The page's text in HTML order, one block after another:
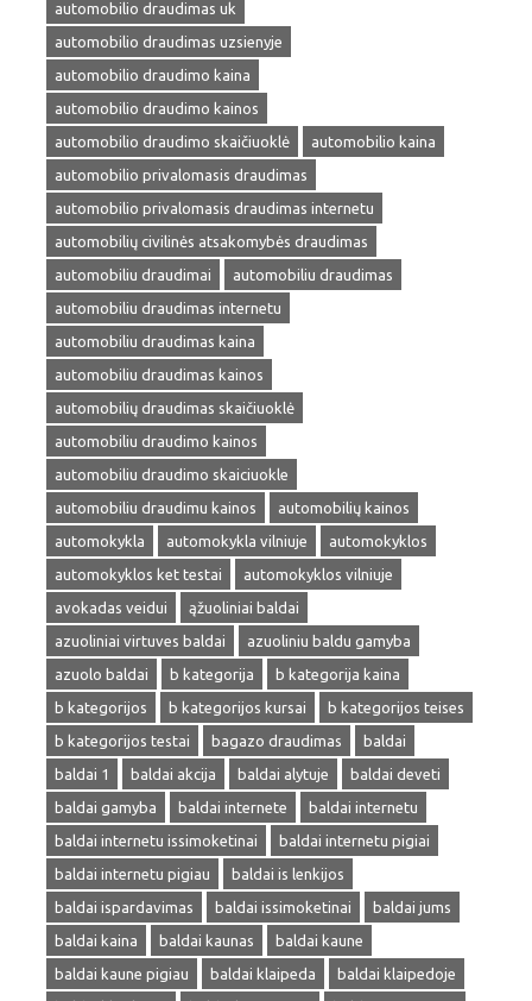
automobilio draudimas uk
automobilio draudimas uzsienyje
automobilio draudimo kaina
automobilio draudimo kainos
automobilio draudimo skaičiuoklė
automobilio kaina
automobilio privalomasis draudimas
automobilio privalomasis draudimas internetu
automobilių civilinės atsakomybės draudimas
automobiliu draudimai
automobiliu draudimas
automobiliu draudimas internetu
automobiliu draudimas kaina
automobiliu draudimas kainos
automobilių draudimas skaičiuoklė
automobiliu draudimo kainos
automobiliu draudimo skaiciuokle
automobiliu draudimu kainos
automobilių kainos
automokykla
automokykla vilniuje
automokyklos
automokyklos ket testai
automokyklos vilniuje
avokadas veidui
ąžuoliniai baldai
azuoliniai virtuves baldai
azuoliniu baldu gamyba
azuolo baldai
b kategorija
b kategorija kaina
b kategorijos
b kategorijos kursai
b kategorijos teises
b kategorijos testai
bagazo draudimas
baldai
baldai 1
baldai akcija baldai alytuje
baldai deveti
baldai gamyba
baldai internete
baldai internetu
baldai internetu issimoketinai
baldai internetu pigiai
baldai internetu pigiau
baldai is lenkijos
baldai ispardavimas
baldai issimoketinai
baldai jums
baldai kaina
baldai kaunas
baldai kaune
baldai kaune pigiau
baldai klaipeda
baldai klaipedoje